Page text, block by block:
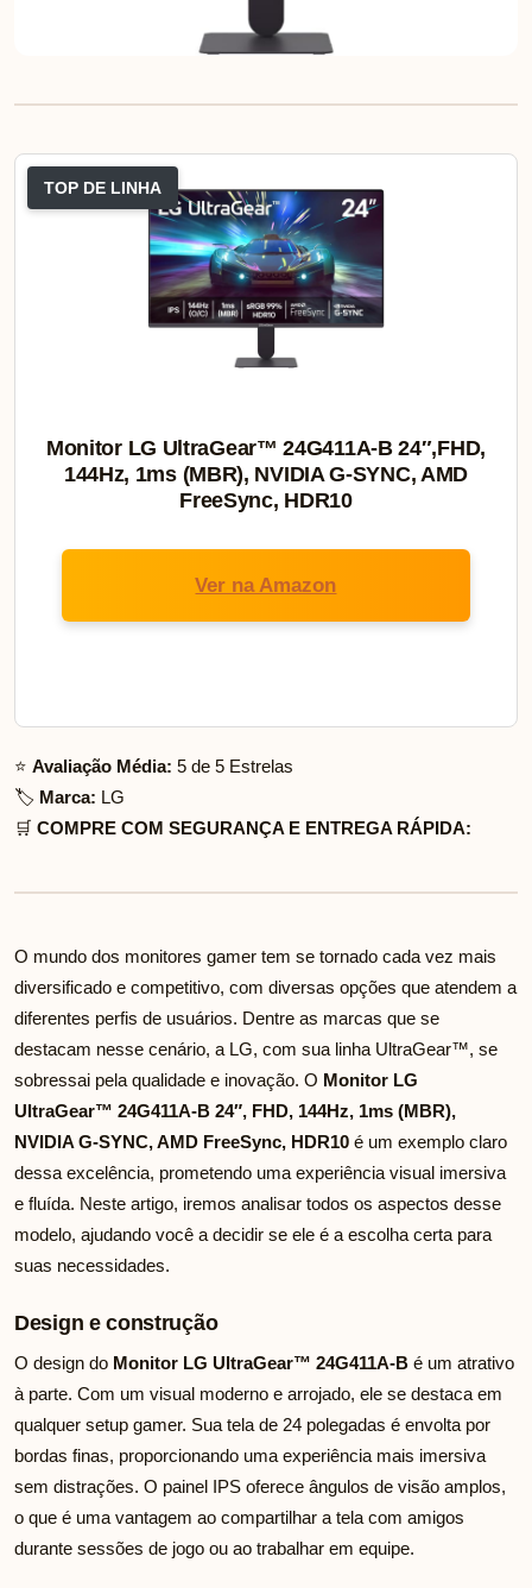
TOP DE LINHA
Monitor LG UltraGear™ 24G411A-B 24″,FHD,
144Hz, 1ms (MBR), NVIDIA G-SYNC, AMD
FreeSync, HDR10
Ver na Amazon
⭐ Avaliação Média: 5 de 5 Estrelas
🏷️ Marca: LG
🛒 COMPRE COM SEGURANÇA E ENTREGA RÁPIDA:
O mundo dos monitores gamer tem se tornado cada vez mais
diversificado e competitivo, com diversas opções que atendem a
diferentes perfis de usuários. Dentre as marcas que se
destacam nesse cenário, a LG, com sua linha UltraGear™, se
sobressai pela qualidade e inovação. O Monitor LG
UltraGear™ 24G411A-B 24″, FHD, 144Hz, 1ms (MBR),
NVIDIA G-SYNC, AMD FreeSync, HDR10 é um exemplo claro
dessa excelência, prometendo uma experiência visual imersiva
e fluída. Neste artigo, iremos analisar todos os aspectos desse
modelo, ajudando você a decidir se ele é a escolha certa para
suas necessidades.
Design e construção
O design do Monitor LG UltraGear™ 24G411A-B é um atrativo
à parte. Com um visual moderno e arrojado, ele se destaca em
qualquer setup gamer. Sua tela de 24 polegadas é envolta por
bordas finas, proporcionando uma experiência mais imersiva
sem distrações. O painel IPS oferece ângulos de visão amplos,
o que é uma vantagem ao compartilhar a tela com amigos
durante sessões de jogo ou ao trabalhar em equipe.